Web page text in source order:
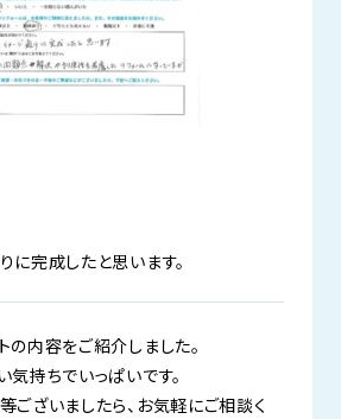
に完成したと思います。
の内容をご紹介しました。
持ちでいっぱいです。
ございましたら、お気軽にご相談く